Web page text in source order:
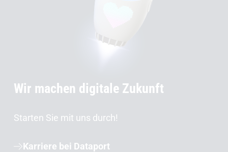
Wir machen digitale Zukunft
Starten Sie mit uns durch!
Karriere bei Dataport